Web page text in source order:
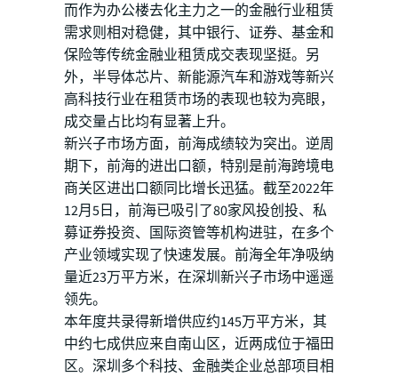
而作为办公楼去化主力之一的金融行业租赁
需求则相对稳健，其中银行、证券、基金和
保险等传统金融业租赁成交表现坚挺。另
外，半导体芯片、新能源汽车和游戏等新兴
高科技行业在租赁市场的表现也较为亮眼，
成交量占比均有显著上升。
新兴子市场方面，前海成绩较为突出。逆周
期下，前海的进出口额，特别是前海跨境电
商关区进出口额同比增长迅猛。截至2022年
12月5日，前海已吸引了80家风投创投、私
募证券投资、国际资管等机构进驻，在多个
产业领域实现了快速发展。前海全年净吸纳
量近23万平方米，在深圳新兴子市场中遥遥
领先。
本年度共录得新增供应约145万平方米，其
中约七成供应来自南山区，近两成位于福田
区。深圳多个科技、金融类企业总部项目相